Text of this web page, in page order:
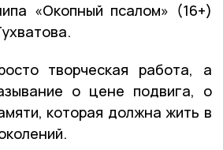
«Окопный псалом» (16+)
творческая работа, а
о цене подвига, о
которая должна жить в